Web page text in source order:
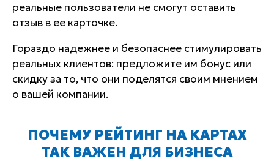
реальные пользователи не смогут оставить
отзыв в ее карточке.
Гораздо надежнее и безопаснее стимулировать
реальных клиентов: предложите им бонус или
скидку за то, что они поделятся своим мнением
о вашей компании.
ПОЧЕМУ РЕЙТИНГ НА КАРТАХ
ТАК ВАЖЕН ДЛЯ БИЗНЕСА